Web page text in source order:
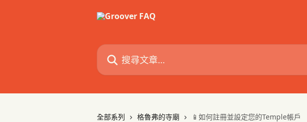
搜尋文章…
全部系列 格魯弗的寺廟 📱如何註冊並設定您的Temple帳戶